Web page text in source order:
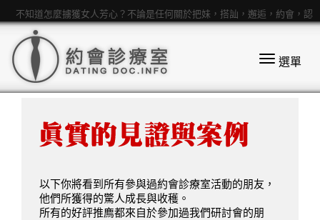
不知道怎麼擄獲女人芳心？不論是任何關於把妹，搭訕，邂逅，約會，認
識女孩，親熱，追女生等話題都歡迎來提問
選單
以下你將看到所有參與過約會診療室活動的朋友，
他們所獲得的驚人成長與收穫。
所有的好評推廌都來自於參加過我們研討會的朋